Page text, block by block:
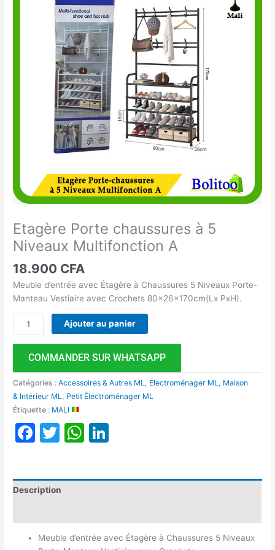
Etagère Porte chaussures à 5
Niveaux Multifonction A
18.900 CFA
Meuble d’entrée avec Étagère à Chaussures 5 Niveaux Porte-
Manteau Vestiaire avec Crochets 80x26x170cm(Lx PxH).
chaussures
Multifonction
Ajouter au panier
COMMANDER SUR WHATSAPP
Catégories :Accessoires & Autres ML Électroménager ML
Maison
& Intérieur ML
Petit Électroménager ML
Étiquette : MALI
Facebook
TwitterWhatsApp
Description
Meuble d’entrée avec Étagère à Chaussures 5 Niveaux